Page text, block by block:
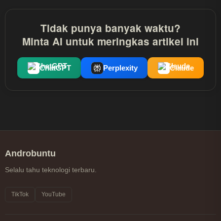
Tidak punya banyak waktu?
Minta AI untuk meringkas artikel ini
ChatGPT Perplexity Claude
Androbuntu
Selalu tahu teknologi terbaru.
TikTok YouTube